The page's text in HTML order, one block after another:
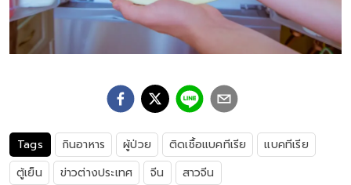
Tags กินอาหาร ผู้ป่วย ติดเชื้อแบคทีเรีย
แบคทีเรีย
ตู้เย็น
ข่าวต่างประเทศ จีน สาวจีน